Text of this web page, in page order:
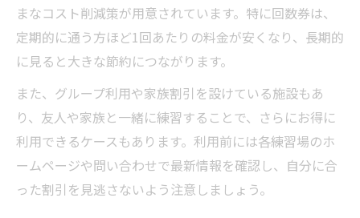
まなコスト削減策が用意されています。特に回数券は、
定期的に通う方ほど1回あたりの料金が安くなり、長期的
に見ると大きな節約につながります。
また、グループ利用や家族割引を設けている施設もあ
り、友人や家族と一緒に練習することで、さらにお得に
利用できるケースもあります。利用前には各練習場のホ
ームページや問い合わせで最新情報を確認し、自分に合
った割引を見逃さないよう注意しましょう。